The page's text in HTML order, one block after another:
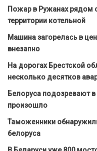
Пожар в Ружанах рядом
территории котельной
Машина загорелась в
внезапно
На дорогах Брестской
несколько десятков
Белоруса подозревают
произошло
Таможенники
белоруса